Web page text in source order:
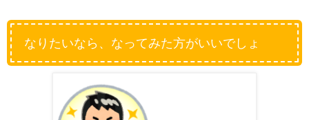
なりたいなら、なってみた方がいいでしょ